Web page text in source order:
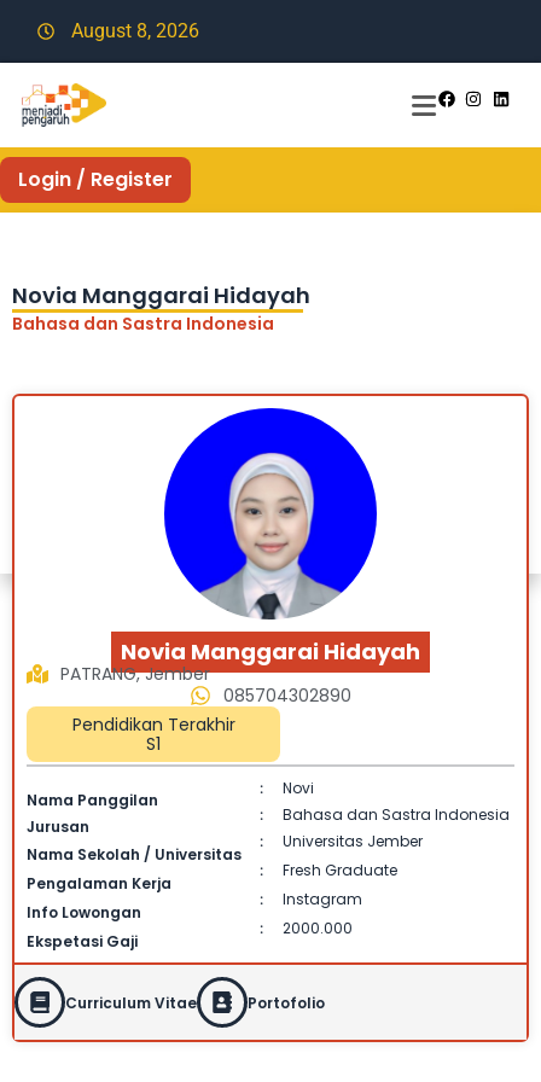
August 8, 2026
Login / Register
Novia Manggarai Hidayah
Bahasa dan Sastra Indonesia
Novia Manggarai Hidayah
Pendidikan Terakhir
S1
085704302890
PATRANG, Jember
Nama Panggilan
:
Novi
Jurusan
:
Bahasa dan Sastra Indonesia
Nama Sekolah / Universitas
: Universitas Jember
Pengalaman Kerja
: Fresh Graduate
Info Lowongan
: Instagram
Ekspetasi Gaji
: 2000.000
Curriculum Vitae Portofolio